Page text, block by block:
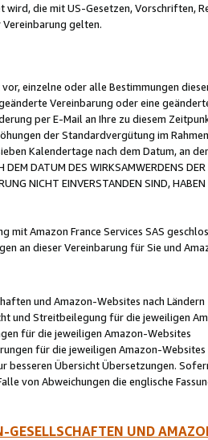
die mit US-Gesetzen, Vorschriften,
gelten.
einzelne oder alle Bestimmungen
Vereinbarung oder eine
per E-Mail an Ihre zu diesem
der Standardvergütung im
Kalendertage nach dem Datum, an
DEM DATUM DES WIRKSAMWERDENS
NICHT EINVERSTANDEN SIND,
mit Amazon France Services SAS
an dieser Vereinbarung für Sie und
und Amazon-Websites nach Ländern
und Streitbeilegung für die jeweiligen
für die jeweiligen Amazon-Websites
für die jeweiligen Amazon-Websites
besseren Übersicht Übersetzungen.
von Abweichungen die englische
UND